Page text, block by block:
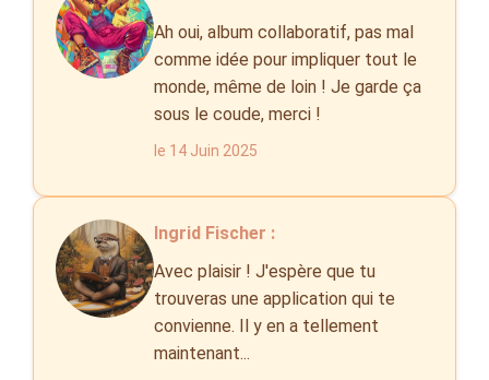
Ah oui, album collaboratif, pas mal
comme idée pour impliquer tout le
monde, même de loin ! Je garde ça
sous le coude, merci !
le 14 Juin 2025
Ingrid Fischer :
Avec plaisir ! J'espère que tu
trouveras une application qui te
convienne. Il y en a tellement
maintenant...